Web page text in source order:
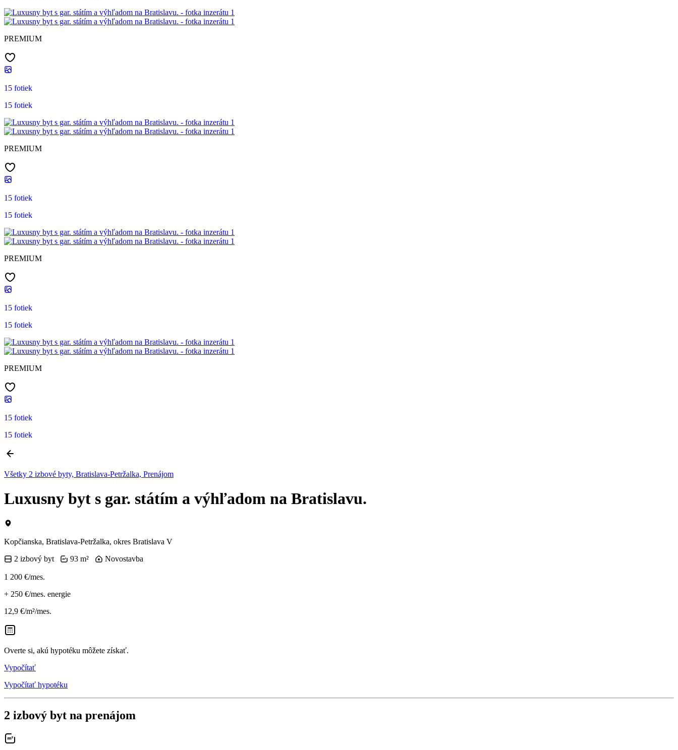
PREMIUM
15 fotiek
15 fotiek
PREMIUM
15 fotiek
15 fotiek
PREMIUM
15 fotiek
15 fotiek
PREMIUM
15 fotiek
15 fotiek
Všetky 2 izbové byty, Bratislava-Petržalka, Prenájom
Luxusny byt s gar. státím a výhľadom na Bratislavu.
Kopčianska, Bratislava-Petržalka, okres Bratislava V
2 izbový byt
93 m² Novostavba
1 200 €/mes.
+ 250 €/mes. energie
12,9 €/m²/mes.
Overte si, akú hypotéku môžete získať.
Vypočítať
Vypočítať hypotéku
2 izbový byt na prenájom